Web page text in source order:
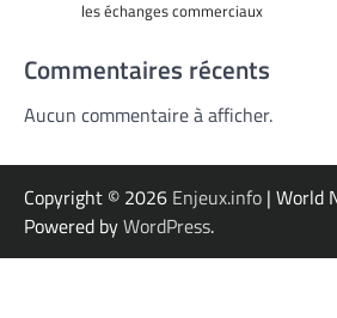
les échanges commerciaux
Commentaires récents
Aucun commentaire à afficher.
Copyright © 2026 Enjeux.info | World
Powered byWordPress.